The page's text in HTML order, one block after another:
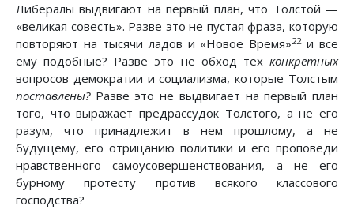
Либералы выдвигают на первый план, что Толстой —
«великая совесть». Разве это не пустая фраза, которую
повторяют на тысячи ладов и «Новое Время»22и все
ему подобные? Разве это не обход тех конкретных
вопросов демократии и социализма, которые Толстым
поставлены?Разве это не выдвигает на первый план
того, что выражает предрассудок Толстого, а не его
разум, что принадлежит в нем прошлому, а не
будущему, его отрицанию политики и его проповеди
нравственного самоусовершенствования, а не его
бурному протесту против всякого классового
господства?